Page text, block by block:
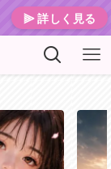
⫸ 詳しく見る